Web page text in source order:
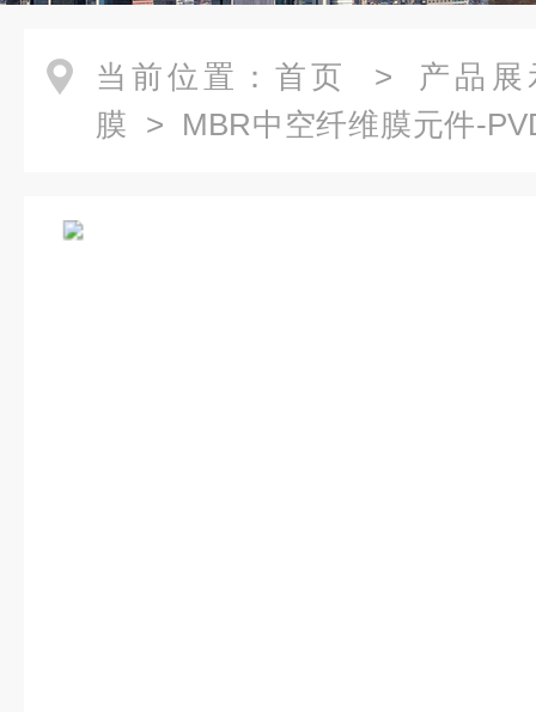
当前位置： 首页 > 产品展
膜 > MBR中空纤维膜元件-